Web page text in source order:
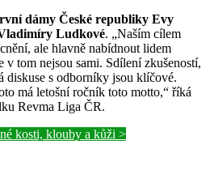
dámy České republiky Evy
Ludkové. „Naším cílem
ale hlavně nabídnout lidem
v tom nejsou sami. Sdílení zkušeností,
diskuse s odborníky jsou klíčové.
má letošní ročník toto motto,“ říká
Revma Liga ČR.
kosti, klouby a kůži >